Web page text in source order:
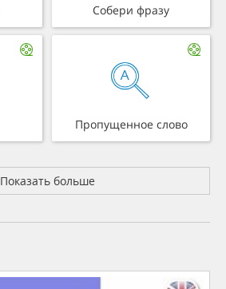
Собери фразу
Пропущенное слово
Показать больше